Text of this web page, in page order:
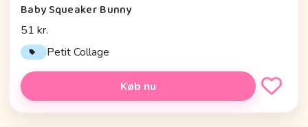
Baby Squeaker Bunny
51 kr.
Petit Collage
Køb nu